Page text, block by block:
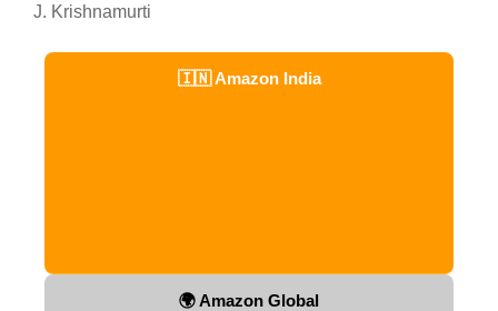
J. Krishnamurti
🇮🇳 Amazon India
🌍 Amazon Global